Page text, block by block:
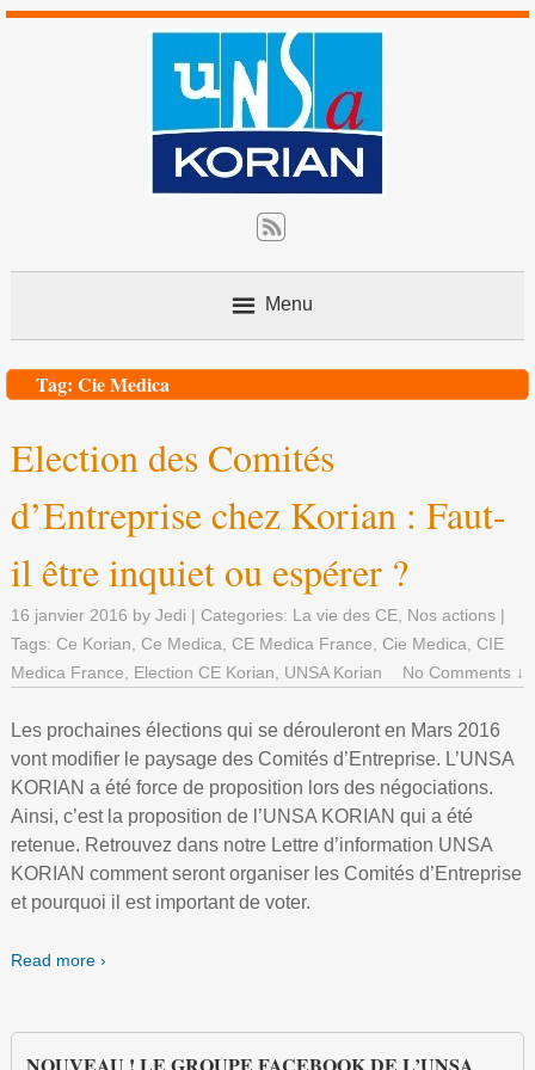
Menu
Contact
Nos actions
L’avis du juriste
Chez vous
Actualités des CE Korian
expandir
CONTACTS UNSA
Le Bureau du CE
Dates du CE en 2017
CE Korian SSR
expandir
CONTACTS UNSA
Le Bureau du CE
CE Korian EHPAD Nord
CONTACTS UNSA
CE Korian Sièges et Directeurs
Vos représentants
Nos valeurs
Rôle et fonction du Comité d’Entreprise
Formation CHSCT
expandir
Inscription formation CHSCT 2018
Calendrier 2018
Tag: Cie Medica
Election des Comités
d’Entreprise chez Korian : Faut-
il être inquiet ou espérer ?
16 janvier 2016 byJedi | Categories: La vie des CE Nos actions |
Tags:Ce Korian ,Ce Medica ,CE Medica France ,Cie Medica ,CIE
Medica France
Election CE Korian UNSA Korian No Comments ↓
Les prochaines élections qui se dérouleront en Mars 2016
vont modifier le paysage des Comités d’Entreprise. L’UNSA
KORIAN a été force de proposition lors des négociations.
Ainsi, c’est la proposition de l’UNSA KORIAN qui a été
retenue. Retrouvez dans notre Lettre d’information UNSA
KORIAN comment seront organiser les Comités d’Entreprise
et pourquoi il est important de voter.
Read more ›